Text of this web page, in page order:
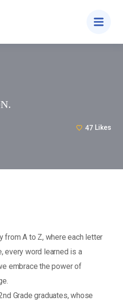
47 Likes
from A to Z, where each letter
every word learned is a
embrace the power of
Grade graduates, whose